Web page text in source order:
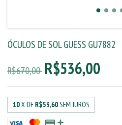
ÓCULOS DE SOL GUESS GU7882
R$670,00 R$536,00
10X DE R$53,60SEM JUROS